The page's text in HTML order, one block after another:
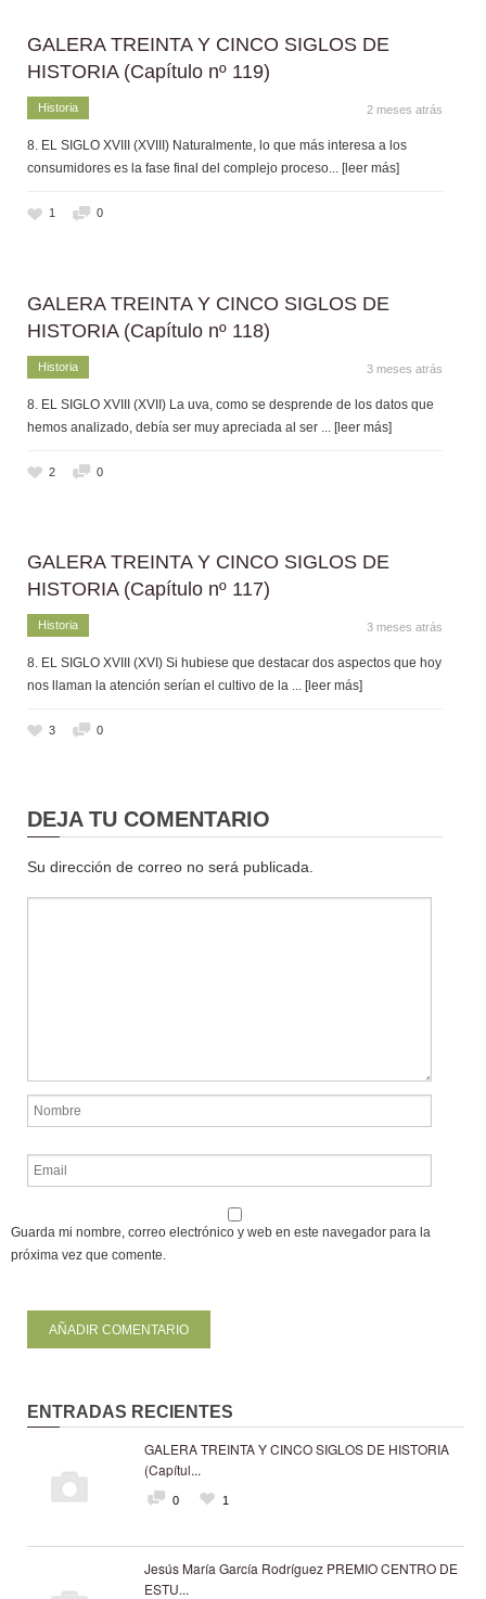
GALERA TREINTA Y CINCO SIGLOS DE
HISTORIA (Capítulo nº 119)
Historia 2 meses atrás
8. EL SIGLO XVIII (XVIII) Naturalmente, lo que más interesa a los
consumidores es la fase final del complejo proceso... [leer más]
1 0
GALERA TREINTA Y CINCO SIGLOS DE
HISTORIA (Capítulo nº 118)
Historia 3 meses atrás
8. EL SIGLO XVIII (XVII) La uva, como se desprende de los datos que
hemos analizado, debía ser muy apreciada al ser
... [leer más]
2 0
GALERA TREINTA Y CINCO SIGLOS DE
HISTORIA (Capítulo nº 117)
Historia 3 meses atrás
8. EL SIGLO XVIII (XVI) Si hubiese que destacar dos aspectos que hoy
nos llaman la atención serían el cultivo de la
... [leer más]
3 0
DEJA TU COMENTARIO
Su dirección de correo no será publicada.
Guarda mi nombre, correo electrónico y web en este navegador para la
próxima vez que comente.
ENTRADAS RECIENTES
GALERA TREINTA Y CINCO SIGLOS DE HISTORIA
(Capítul...
0 1
Jesús María García Rodríguez PREMIO CENTRO DE
ESTU...